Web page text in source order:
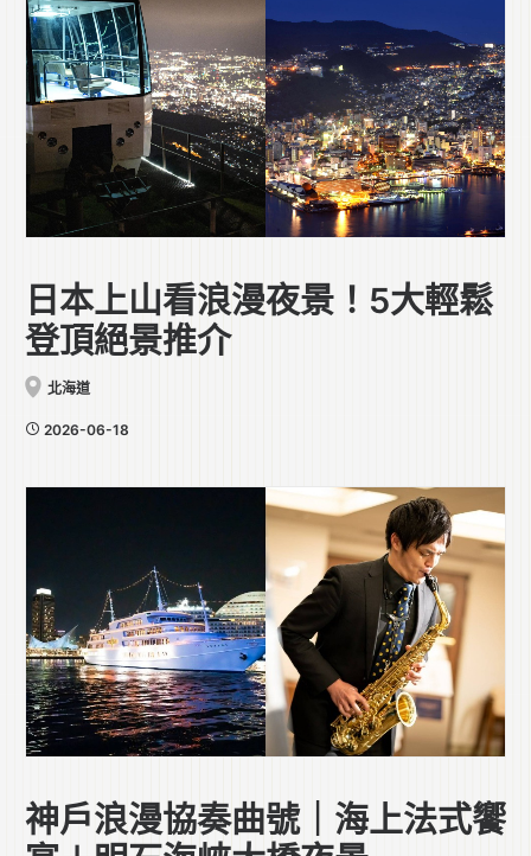
日本上山看浪漫夜景！5大輕鬆
登頂絕景推介
北海道
2026-06-18
神戶浪漫協奏曲號｜海上法式饗